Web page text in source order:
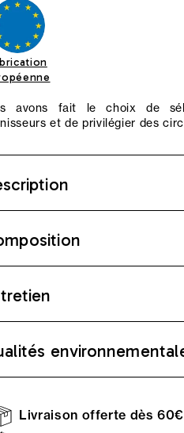
avons fait le choix de
et de privilégier des
Livraison offerte dès